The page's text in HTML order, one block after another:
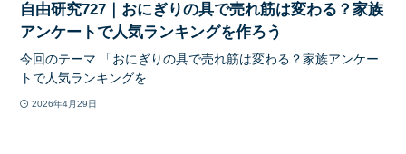
自由研究727｜おにぎりの具で売れ筋は変わる？家族
アンケートで人気ランキングを作ろう
今回のテーマ 「おにぎりの具で売れ筋は変わる？家族アンケー
トで人気ランキングを...
2026年4月29日